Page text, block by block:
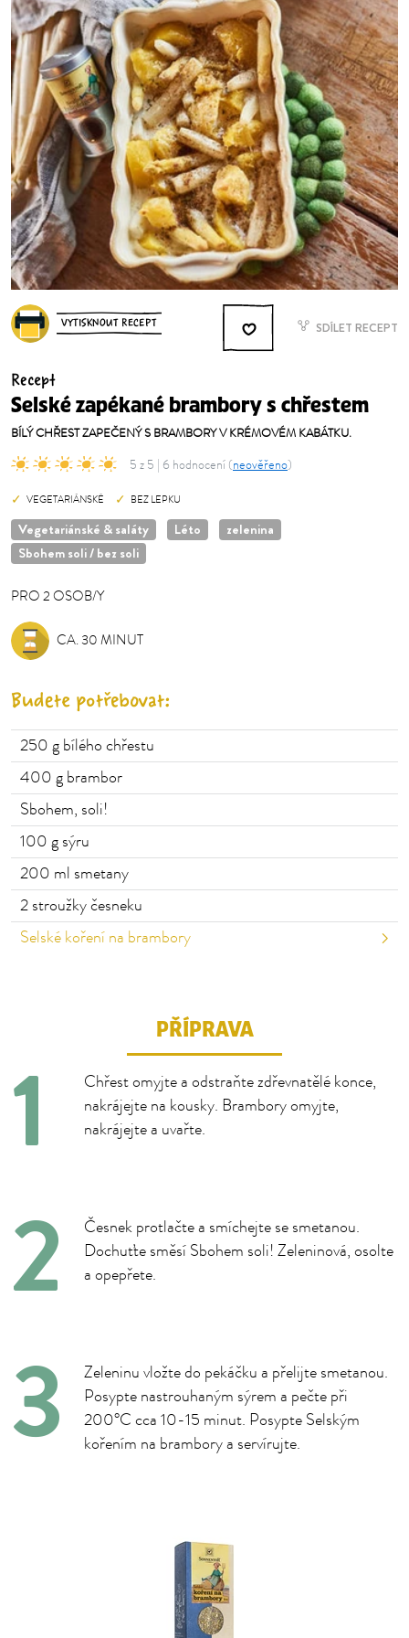
VYTISKNOUT RECEPT SDÍLET RECEPT
Recept
Selské zapékané brambory s chřestem
BÍLÝ CHŘEST ZAPEČENÝ S BRAMBORY V KRÉMOVÉM KABÁTKU.
5 z 5 | 6 hodnocení (neověřeno)
VEGETARIÁNSKÉ BEZ LEPKU
Vegetariánské & saláty Léto
zelenina
Sbohem soli / bez soli
PRO2OSOB/Y
OSOB/Y
CA. 30 MINUT
Budete potřebovat:
250 g bílého chřestu
400 g brambor
Sbohem, soli!
100 g sýru
200 ml smetany
2 stroužky česneku
Selské koření na brambory
PŘÍPRAVA
Chřest omyjte a odstraňte zdřevnatělé konce,
nakrájejte na kousky. Brambory omyjte,
nakrájejte a uvařte.
Česnek protlačte a smíchejte se smetanou.
Dochuťte směsí Sbohem soli! Zeleninová, osolte
a opepřete.
Zeleninu vložte do pekáčku a přelijte smetanou.
Posypte nastrouhaným sýrem a pečte při
200°C cca 10-15 minut. Posypte Selským
kořením na brambory a servírujte.